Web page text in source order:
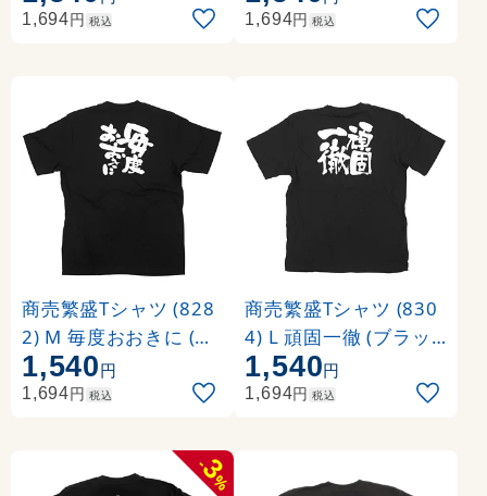
1,694円 税込 1,694円 税込
商売繁盛Tシャツ (828
2) M 毎度おおきに (ブ
ラック)
1,540円
1,694円 税込
商売繁盛Tシャツ (830
4) L 頑固一徹 (ブラッ
ク)
1,540円
1,694円 税込
-
3
%